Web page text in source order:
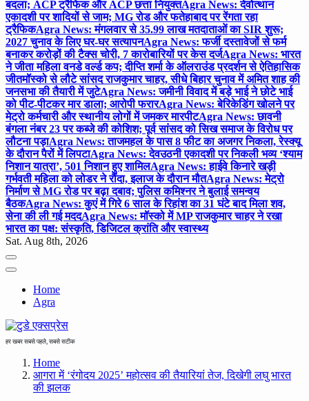
बदला; ACP ट्रैफिक और ACP छत्ता नियुक्तAgra News: देवोत्थान
एकादशी पर शादियों से जाम; MG रोड और फतेहाबाद पर रेंगता रहा
ट्रैफिकAgra News: मंगलवार से 35.99 लाख मतदाताओं का SIR शुरू;
2027 चुनाव के लिए घर-घर सत्यापनAgra News: फर्जी दस्तावेजों से फर्म
बनाकर करोड़ों की टैक्स चोरी, 7 कारोबारियों पर केस दर्जAgra News: भारत
ने जीता महिला वनडे वर्ल्ड कप; दीप्ति शर्मा के ऑलराउंड प्रदर्शन से ऐतिहासिक
जीतमॉस्को से लौटे सांसद राजकुमार चाहर, सीधे बिहार चुनाव में अमित शाह की
जनसभा की तैयारी में जुटेAgra News: जमीनी विवाद में बड़े भाई ने छोटे भाई
को पीट-पीटकर मार डाला; आरोपी फरारAgra News: बेरिकेडिंग खोलने पर
मेट्रो कर्मचारी और स्थानीय लोगों में जमकर मारपीटAgra News: छावनी
बंगला नंबर 23 पर कब्जे की कोशिश; पूर्व सांसद को सिख समाज के विरोध पर
लौटना पड़ाAgra News: ताजमहल के पास 8 फीट का अजगर निकला, रेस्क्यू
के दौरान पैरों में लिपटाAgra News: देवउठनी एकादशी पर निकली भव्य ‘श्याम
निशान यात्रा’, 501 निशान हुए शामिलAgra News: हाईवे किनारे खड़ी
गर्भवती महिला को लोडर ने रौंदा, इलाज के दौरान मौतAgra News: मेट्रो
निर्माण से MG रोड पर बढ़ा दबाव; पुलिस कमिश्नर ने बुलाई समन्वय
बैठकAgra News: कुएं में गिरे 6 साल के रिहांश का 31 घंटे बाद मिला शव,
सेना की ली गई मददAgra News: मॉस्को में MP राजकुमार चाहर ने रखा
भारत का पक्ष: संस्कृति, डिजिटल क्रांति और स्वास्थ्य
Sat. Aug 8th, 2026
Home
Agra
हर खबर सबसे पहले, सबसे सटीक
Home
आगरा में ‘रंगोदय 2025’ महोत्सव की तैयारियां तेज, दिखेगी लघु भारत
की झलक